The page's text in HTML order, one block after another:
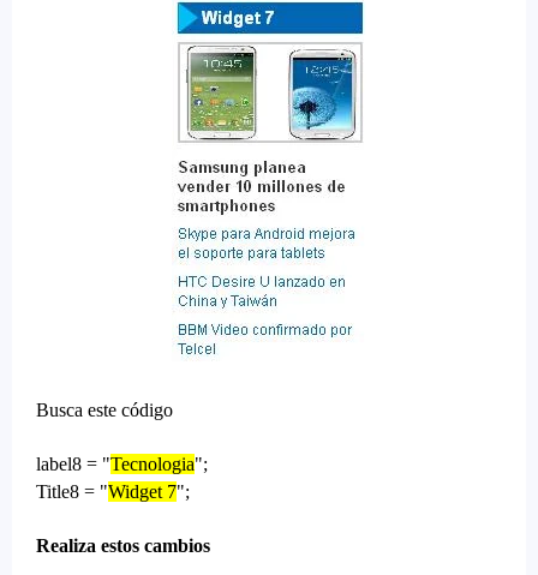
Busca este código
label8 = "Tecnologia";
Title8 = "Widget 7";
Realiza estos cambios